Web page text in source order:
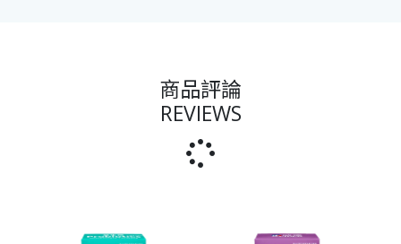
商品評論
REVIEWS